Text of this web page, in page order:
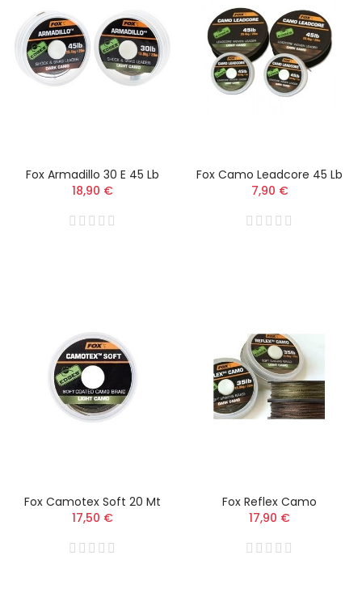
Fox Armadillo 30 E 45 Lb
18,90 €
Fox Camo Leadcore 45 Lb
7,90 €
Fox Camotex Soft 20 Mt
17,50 €
Fox Reflex Camo
17,90 €